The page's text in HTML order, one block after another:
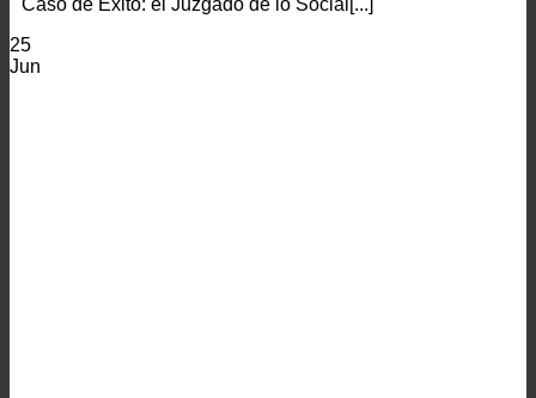
Caso de Éxito: el Juzgado de lo Social[...]
25
Jun